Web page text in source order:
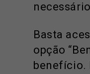
Basta
opção
benefício.